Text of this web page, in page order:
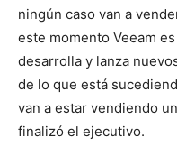
ningún caso van a
este momento Veeam
desarrolla y lanza
de lo que está
van a estar vendiendo
finalizó el ejecutivo.